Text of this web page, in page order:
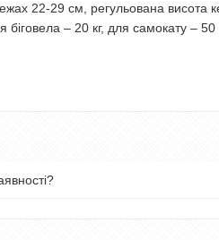
22-29 см, регульована висота
– 20 кг, для самокату – 50